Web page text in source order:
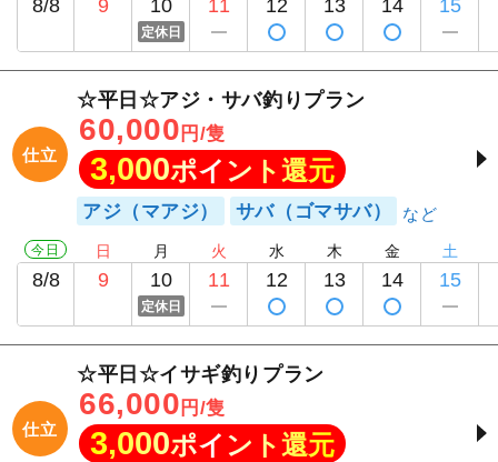
8/8 9 10
定休日
11 12 13 14 15
仕立
☆平日☆アジ・サバ釣りプラン
60,000 円/隻
3,000ポイント還元
アジ（マアジ） サバ（ゴマサバ）
今日
8/8
日
9
月
10
定休日
火
11
水
12
木
13
金
14
土
15
仕立
☆平日☆イサギ釣りプラン
66,000 円/隻
3,000ポイント還元